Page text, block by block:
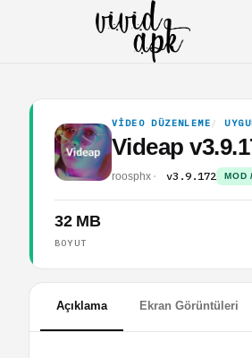
VIDEO DÜZENLEME
Videap
roosphx v3.9.172 MOD
32 MB
BOYUT
Açıklama Ekran Görüntüleri